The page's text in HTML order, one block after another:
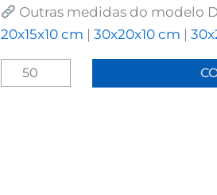
Outras medidas do modelo
20x15x10 cm | 30x20x10 cm |
Quantidade